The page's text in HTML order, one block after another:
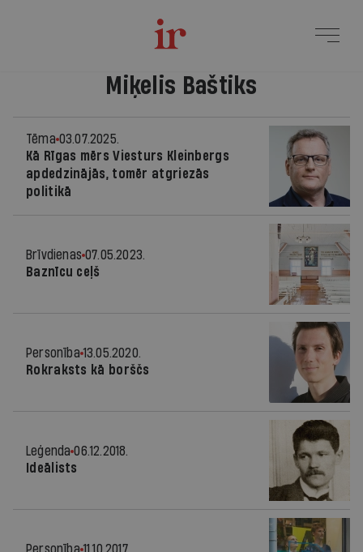
Miķelis Baštiks
Tēma 03.07.2025.
Kā Rīgas mērs Viesturs Kleinbergs
apdedzinājās, tomēr atgriezās
politikā
Brīvdienas 07.05.2023.
Baznīcu ceļš
Personība 13.05.2020.
Rokraksts kā borščs
Leģenda 06.12.2018.
Ideālists
Personība 11.10.2017.